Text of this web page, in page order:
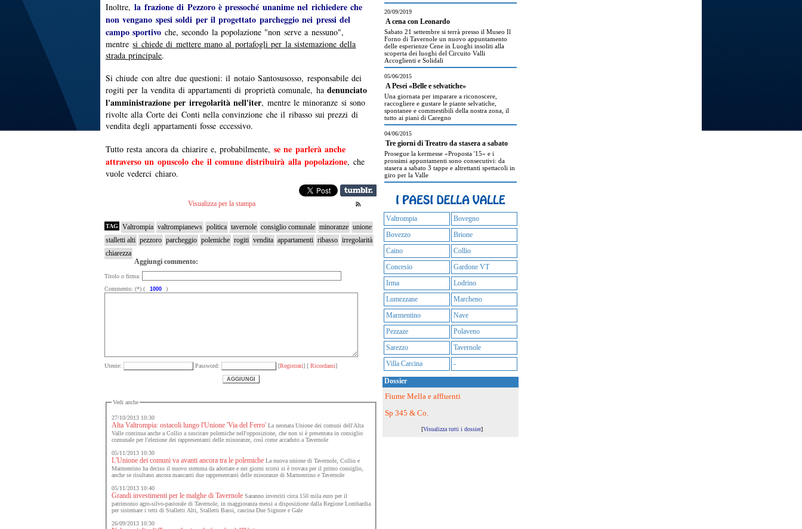
Inoltre,la frazione di Pezzoro è pressoché unanime nel richiedere che
non vengano spesi soldi per il progettato parcheggio nei pressi del
campo sportivo che, secondo la popolazione "non serve a nessuno",
mentresi chiede di mettere mano al portafogli per la sistemazione della
strada principale.
Si chiude con altre due questioni: il notaio Santosusosso, responsabile dei
rogiti per la vendita di appartamenti di proprietà comunale, ha denunciato
l'amministrazione per irregolarità nell'iter, mentre le minoranze si sono
rivolte alla Corte dei Conti nella convinzione che il ribasso sui prezzi di
vendita degli appartamenti fosse eccessivo.
Tutto resta ancora da chiarire e, probabilmente, se ne parlerà anche
attraverso un opuscolo che il comune distribuirà alla popolazione, che
vuole vederci chiaro.
Visualizza per la stampa
TAG Valtrompia valtrompianews politica tavernole consiglio comunale minoranze unione
stalletti alti pezzoro parcheggio polemiche rogiti vendita appartamenti ribasso irregolarità
chiarezza
Aggiungi commento:
Titolo o firma:
Commento: (*) (
)
Utente: Password: [Registrati] [ Ricordami]
Vedi anche
27/10/2013 10:30
Alta Valtrompia: ostacoli lungo l'Unione 'Via del Ferro'La neonata Unione dei comuni dell'Alta
Valle continua anche a Collio a suscitare polemiche nell'opposizione, che non si è presentata in consiglio
comunale per l'elezione dei rappresentanti delle minoranze, così come accaduto a Tavernole
05/11/2013 10:30
L'Unione dei comuni va avanti ancora tra le polemicheLa nuova unione di Tavernole, Collio e
Marmentino ha deciso il nuovo stemma da adottare e nei giorni scorsi si è trovata per il primo consiglio,
anche se risultano ancora mancanti due rappresentanti delle minoranze di Marmentino e Tavernole
05/11/2013 10:40
Grandi investimenti per le malghe di TavernoleSaranno investiti circa 150 mila euro per il
patrimonio agro-silvo-pastorale di Tavernole, in maggioranza messi a disposizione dalla Regione Lombardia
per sistemare i tetti di Stalletti Alti, Stalletti Bassi, cascina Due Signore e Gale
26/09/2013 10:30
20/09/2019
A cena con Leonardo
Sabato 21 settembre si terrà presso il Museo Il
Forno di Tavernole un nuovo appuntamento
delle esperienze Cene in Luoghi insoliti alla
scoperta dei luoghi del Circuito Valli
Accoglienti e Solidali
05/06/2015
A Pesei «Belle e selvatiche»
Una giornata per imparare a riconoscere,
raccogliere e gustare le piante selvatiche,
spontanee e commestibili della nostra zona, il
tutto ai piani di Caregno
04/06/2015
Tre giorni di Treatro da stasera a sabato
Prosegue la kermesse «Proposta '15» e i
prossimi appuntamenti sono consecutivi: da
stasera a sabato 3 tappe e altrettanti spettacoli in
giro per la Valle
Valtrompia
Bovegno
Bovezzo
Brione
Caino
Collio
Concesio
Gardone VT
Irma
Lodrino
Lumezzane
Marcheno
Marmentino
Nave
Pezzaze
Polaveno
Sarezzo
Tavernole
Villa Carcina
-
Dossier
Fiume Mella e affluenti
Sp 345 & Co.
[Visualizza tutti i dossier]